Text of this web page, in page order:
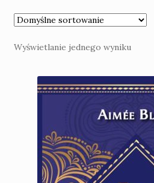
Kontakt
Nowości
Praca
Wyświetlanie jednego wyniku